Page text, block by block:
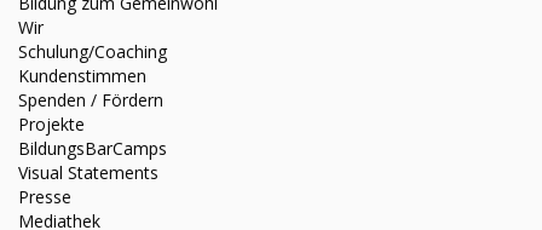
Wir
Schulung/Coaching
Kundenstimmen
Spenden / Fördern
Projekte
BildungsBarCamps
Visual Statements
Presse
Mediathek